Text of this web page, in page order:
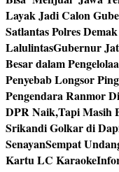
Layak Jadi Calon
Satlantas Polres
LalulintasGubernur
Besar dalam
Penyebab Longsor
Pengendara Ranmor
DPR Naik,Tapi Masih
Srikandi Golkar di
SenayanSempat
Kartu LC Karaoke